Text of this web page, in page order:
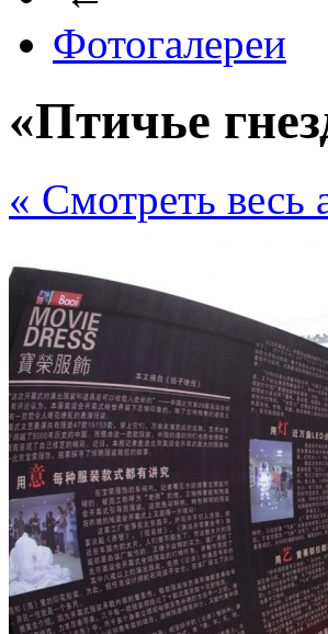
Фотогалереи
«Птичье
« Cмотреть весь